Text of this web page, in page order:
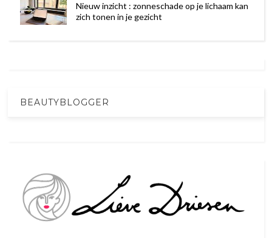
Nieuw inzicht : zonneschade op je lichaam kan
zich tonen in je gezicht
BEAUTYBLOGGER